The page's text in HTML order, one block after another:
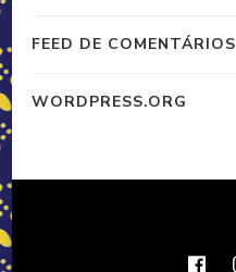
FEED DE COMENTÁRIOS
WORDPRESS.ORG